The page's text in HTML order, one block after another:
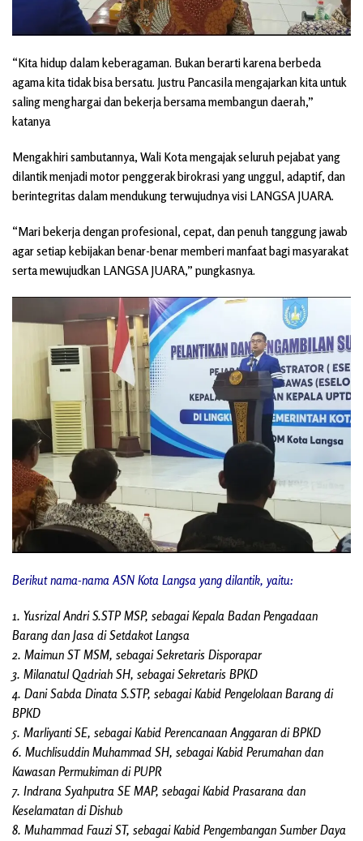
“Kita hidup dalam keberagaman. Bukan berarti karena berbeda
agama kita tidak bisa bersatu. Justru Pancasila mengajarkan kita untuk
saling menghargai dan bekerja bersama membangun daerah,”
katanya
Mengakhiri sambutannya, Wali Kota mengajak seluruh pejabat yang
dilantik menjadi motor penggerak birokrasi yang unggul, adaptif, dan
berintegritas dalam mendukung terwujudnya visi LANGSA JUARA.
“Mari bekerja dengan profesional, cepat, dan penuh tanggung jawab
agar setiap kebijakan benar-benar memberi manfaat bagi masyarakat
serta mewujudkan LANGSA JUARA,” pungkasnya.
Berikut nama-nama ASN Kota Langsa yang dilantik, yaitu:
1. Yusrizal Andri S.STP MSP, sebagai Kepala Badan Pengadaan
Barang dan Jasa di Setdakot Langsa
2. Maimun ST MSM, sebagai Sekretaris Disporapar
3. Milanatul Qadriah SH, sebagai Sekretaris BPKD
4. Dani Sabda Dinata S.STP, sebagai Kabid Pengelolaan Barang di
BPKD
5. Marliyanti SE, sebagai Kabid Perencanaan Anggaran di BPKD
6. Muchlisuddin Muhammad SH, sebagai Kabid Perumahan dan
Kawasan Permukiman di PUPR
7. Indrana Syahputra SE MAP, sebagai Kabid Prasarana dan
Keselamatan di Dishub
8. Muhammad Fauzi ST, sebagai Kabid Pengembangan Sumber Daya